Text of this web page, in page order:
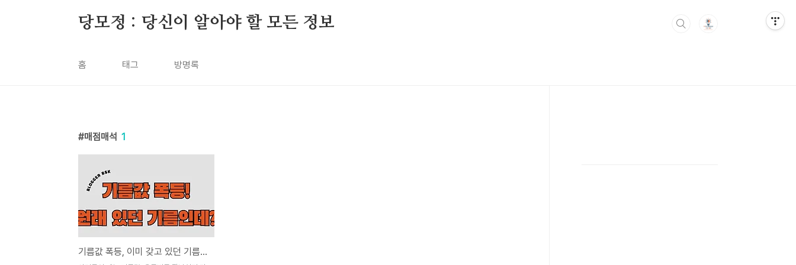
당모정 : 당신이 알아야 할 모든 정보
홈 태그 방명록
매점매석 1
기름값 폭등, 이미 갖고 있던 기름인데 유류비를 이렇게나 올린다고?